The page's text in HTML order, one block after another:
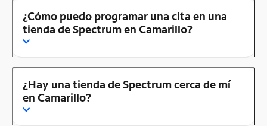
¿Cómo puedo programar una cita en una
tienda de Spectrum en Camarillo?
¿Hay una tienda de Spectrum cerca de mí
en Camarillo?